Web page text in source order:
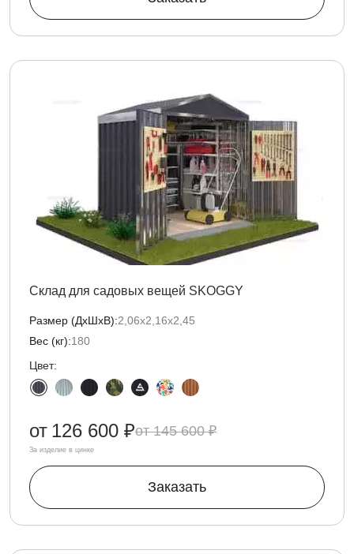
Склад для садовых вещей SKOGGY
Размер (ДxШxВ):2,06х2,16х2,45
Вес (кг):180
Цвет:
145 600 ₽
от 126 600 ₽
За изделие в цинке
Заказать